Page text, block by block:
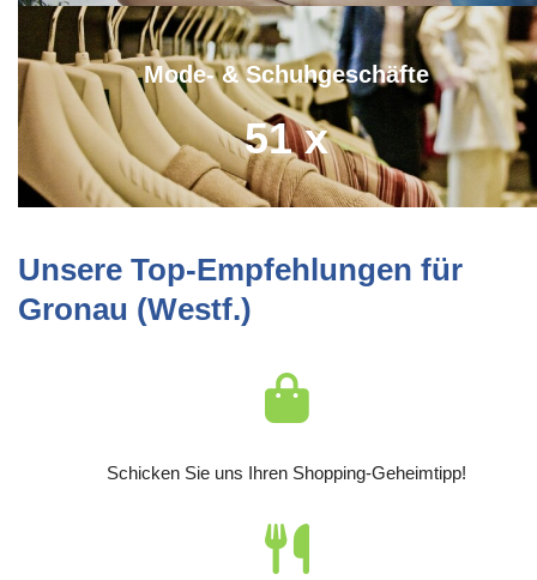
Mode- & Schuhgeschäfte
51 x
Unsere Top-Empfehlungen für
Gronau (Westf.)
Schicken Sie uns Ihren Shopping-Geheimtipp!